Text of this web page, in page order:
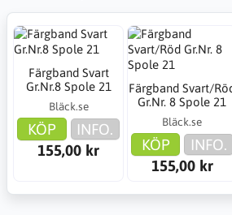
Färgband Svart
Gr.Nr.8 Spole 21
Bläck.se
KÖP
INFO.
155,00 kr
Färgband Svart/
Gr.Nr. 8 Spole 21
Bläck.se
KÖP
INFO.
155,00 kr